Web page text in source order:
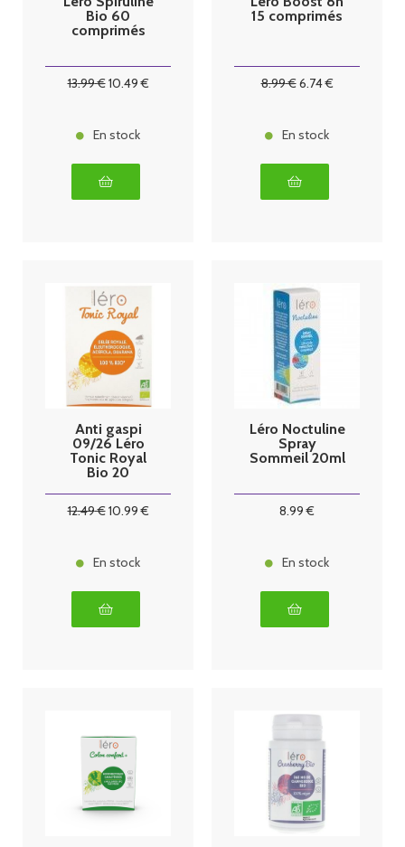
Bio 60
comprimés
13.99€10.49€
En stock
15 comprimés
8.99€6.74€
En stock
Anti gaspi
09/26 Léro
Tonic Royal
Bio 20
12.49€10.99€
En stock
Léro Noctuline
Spray
Sommeil 20ml
8.99 €
En stock